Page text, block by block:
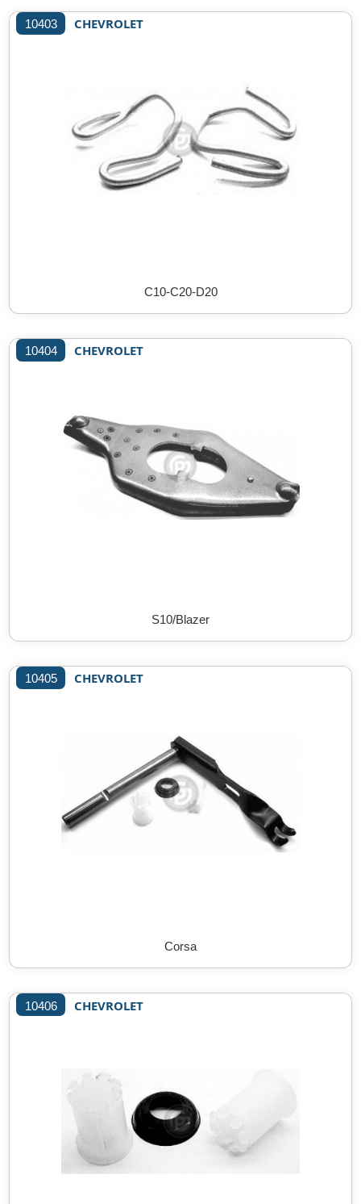
10403 CHEVROLET
C10-C20-D20
10404 CHEVROLET
S10/Blazer
10405 CHEVROLET
Corsa
10406 CHEVROLET